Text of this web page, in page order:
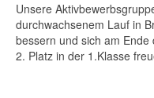
Unsere
durchwachsenem Lauf in
bessern und sich am
2. Platz in der 1.Klasse